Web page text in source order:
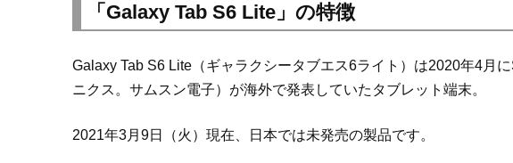
「Galaxy Tab S6 Lite」の特徴
Galaxy Tab S6 Lite（ギャラクシータブエス6ライト）は2020年4月
ニクス。サムスン電子）が海外で発表していたタブレット端末。
2021年3月9日（火）現在、日本では未発売の製品です。